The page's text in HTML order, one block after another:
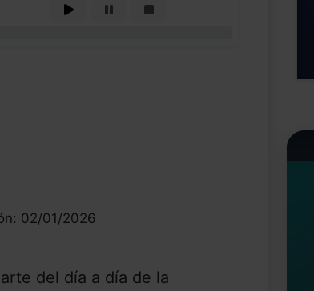
02/01/2026
del día a día de la